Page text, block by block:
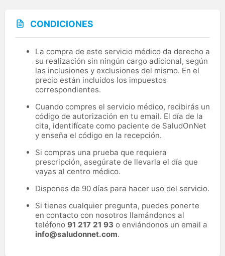
CONDICIONES
La compra de este servicio médico da derecho a
su realización sin ningún cargo adicional, según
las inclusiones y exclusiones del mismo. En el
precio están incluidos los impuestos
correspondientes.
Cuando compres el servicio médico, recibirás un
código de autorización en tu email. El día de la
cita, identifícate como paciente de SaludOnNet
y enseña el código en la recepción.
Si compras una prueba que requiera
prescripción, asegúrate de llevarla el día que
vayas al centro médico.
Dispones de 90 días para hacer uso del servicio.
Si tienes cualquier pregunta, puedes ponerte
en contacto con nosotros llamándonos al
teléfono 91 217 21 93 o enviándonos un email a
info@saludonnet.com.